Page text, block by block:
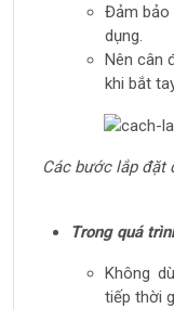
Đảm bảo
dụng.
Nên cân
khi bắt
Các bước lắp đặt
Trong quá
Không
tiếp thời